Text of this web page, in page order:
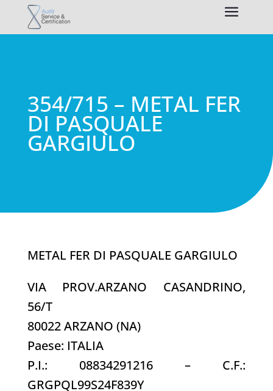
354/715 – METAL FER
DI PASQUALE
GARGIULO
METAL FER DI PASQUALE GARGIULO
VIA PROV.ARZANO CASANDRINO,
56/T
80022 ARZANO (NA)
Paese: ITALIA
P.I.: 08834291216 – C.F.:
GRGPQL99S24F839Y